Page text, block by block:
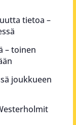
tietoa –
– toinen
joukkueen